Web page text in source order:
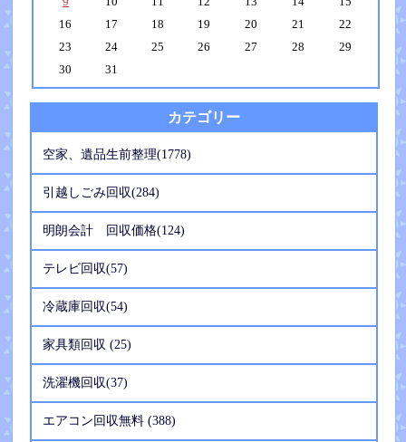
16
17 18 19 20 21
22
23
24 25 26 27 28
29
30
31
カテゴリー
空家、遺品生前整理(1778)
引越しごみ回収(284)
明朗会計 回収価格(124)
テレビ回収(57)
冷蔵庫回収(54)
家具類回収 (25)
洗濯機回収(37)
エアコン回収無料 (388)